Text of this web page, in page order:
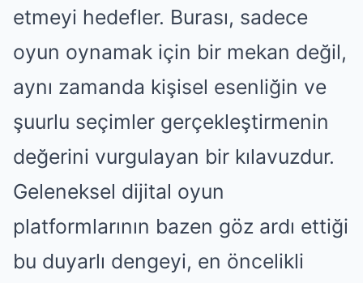
etmeyi hedefler. Burası, sadece
oyun oynamak için bir mekan değil,
aynı zamanda kişisel esenliğin ve
şuurlu seçimler gerçekleştirmenin
değerini vurgulayan bir kılavuzdur.
Geleneksel dijital oyun
platformlarının bazen göz ardı ettiği
bu duyarlı dengeyi, en öncelikli